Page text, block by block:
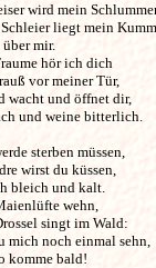
wird mein
liegt mein
mir.
hör ich dich
vor meiner Tür,
wacht und öffnet dir,
und weine bitterlich.
sterben müssen,
wirst du küssen,
bleich und kalt.
wehn,
singt im Wald:
mich noch einmal sehn,
komme bald!